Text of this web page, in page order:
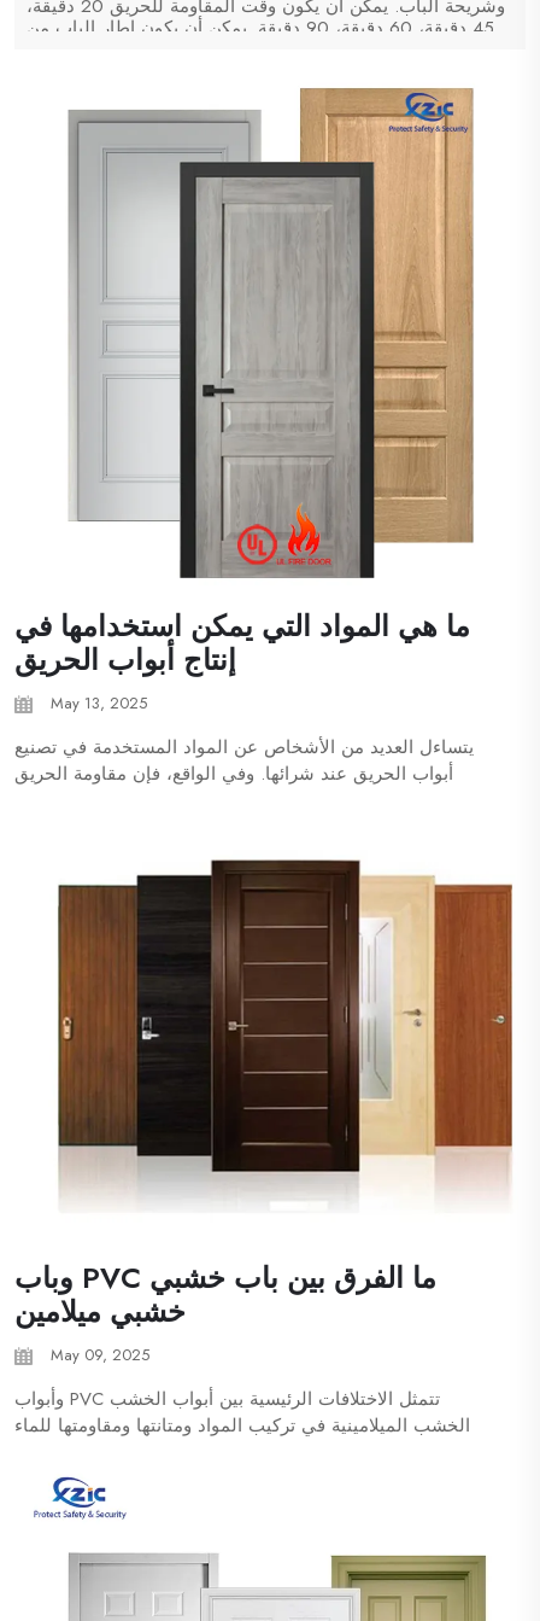
وشريحة الباب. يمكن أن يكون وقت المقاومة للحريق 20 دقيقة،
45 دقيقة، 60 دقيقة، 90 دقيقة. يمكن أن يكون إطار الباب من
ما هي المواد التي يمكن استخدامها في
إنتاج أبواب الحريق
May 13, 2025
يتساءل العديد من الأشخاص عن المواد المستخدمة في تصنيع
أبواب الحريق عند شرائها. وفي الواقع، فإن مقاومة الحريق
ما الفرق بين باب خشبي PVC وباب
خشبي ميلامين
May 09, 2025
تتمثل الاختلافات الرئيسية بين أبواب الخشب PVC وأبواب
الخشب الميلامينية في تركيب المواد ومتانتها ومقاومتها للماء